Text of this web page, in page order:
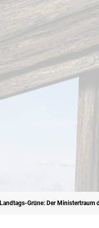
Landtags-Grüne: Der Ministertraum